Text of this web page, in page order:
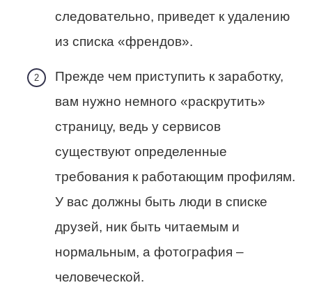
следовательно, приведет к удалению
из списка «френдов».
Прежде чем приступить к заработку,
вам нужно немного «раскрутить»
страницу, ведь у сервисов
существуют определенные
требования к работающим профилям.
У вас должны быть люди в списке
друзей, ник быть читаемым и
нормальным, а фотография –
человеческой.